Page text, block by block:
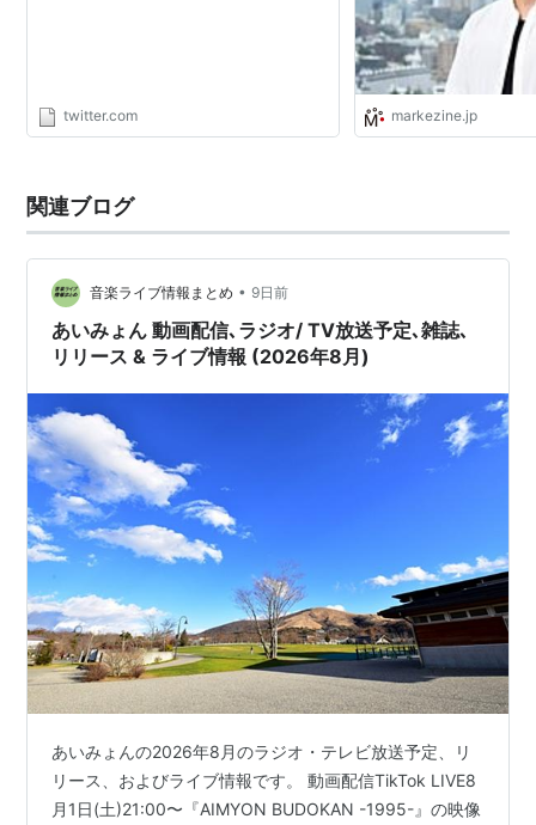
ら(オリジナル クリアファイル付
あいみょん
ワーナーミュージッ
ク・ジャパン
この商品を含むブログを見る
twitter.com markezine.jp
関連ブログ
音楽ライブ情報まとめ • 9日前
あいみょん 動画配信､ラジオ/ TV放送予定､雑誌､
リリース & ライブ情報 (2026年8月)
あいみょんの2026年8月のラジオ・テレビ放送予定、リ
リース、およびライブ情報です。 動画配信TikTok LIVE8
月1日(土)21:00〜『AIMYON BUDOKAN -1995-』の映像